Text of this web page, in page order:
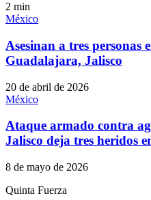
2 min
México
Asesinan a tres personas
Guadalajara, Jalisco
20 de abril de 2026
México
Ataque armado contra
Jalisco deja tres heridos
8 de mayo de 2026
Quinta Fuerza